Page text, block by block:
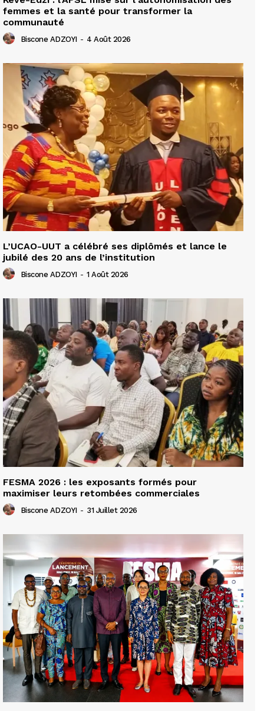
femmes et la santé pour transformer la
communauté
Biscone ADZOYI - 4 Août 2026
L’UCAO-UUT a célébré ses diplômés et lance le
jubilé des 20 ans de l’institution
Biscone ADZOYI - 1 Août 2026
FESMA 2026 : les exposants formés pour
maximiser leurs retombées commerciales
Biscone ADZOYI - 31 Juillet 2026